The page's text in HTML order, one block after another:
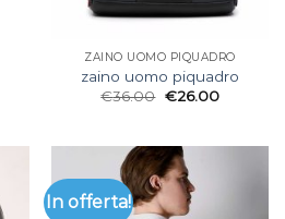
ZAINO UOMO PIQUADRO
zaino uomo piquadro
€36.00 €26.00
In offerta!